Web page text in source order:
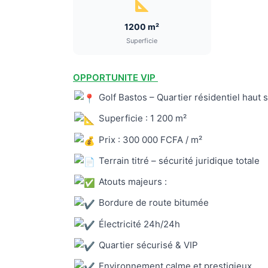
1200 m²
Superficie
OPPORTUNITE VIP
Golf Bastos – Quartier résidentiel haut
Superficie : 1 200 m²
Prix : 300 000 FCFA / m²
Terrain titré – sécurité juridique totale
Atouts majeurs :
Bordure de route bitumée
Électricité 24h/24h
Quartier sécurisé & VIP